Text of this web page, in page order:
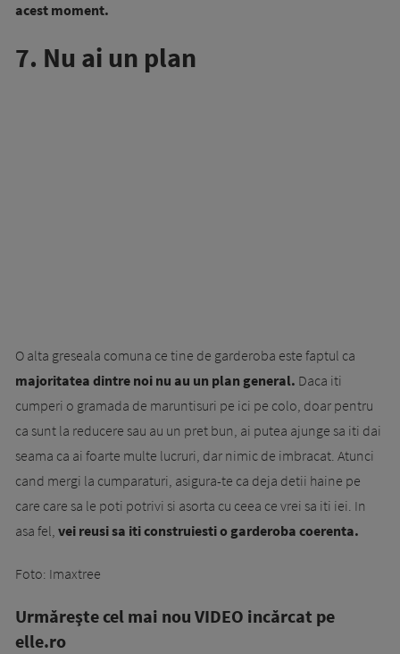
acest moment.
7. Nu ai un plan
O alta greseala comuna ce tine de garderoba este faptul ca
majoritatea dintre noi nu au un plan general. Daca iti
cumperi o gramada de maruntisuri pe ici pe colo, doar pentru
ca sunt la reducere sau au un pret bun, ai putea ajunge sa iti dai
seama ca ai foarte multe lucruri, dar nimic de imbracat. Atunci
cand mergi la cumparaturi, asigura-te ca deja detii haine pe
care care sa le poti potrivi si asorta cu ceea ce vrei sa iti iei. In
asa fel, vei reusi sa iti construiesti o garderoba coerenta.
Foto: Imaxtree
Urmăreşte cel mai nou VIDEO incărcat pe
elle.ro